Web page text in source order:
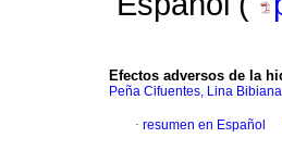
Efectos adversos de la
Peña Cifuentes, Lina Bibiana
· resumen en Español